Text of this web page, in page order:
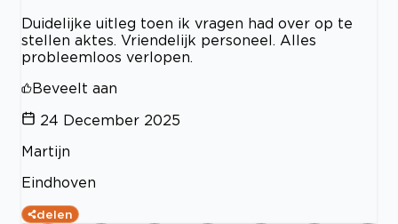
Duidelijke uitleg toen ik vragen had over op te
stellen aktes. Vriendelijk personeel. Alles
probleemloos verlopen.
Beveelt aan
24 December 2025
Martijn
Eindhoven
delen